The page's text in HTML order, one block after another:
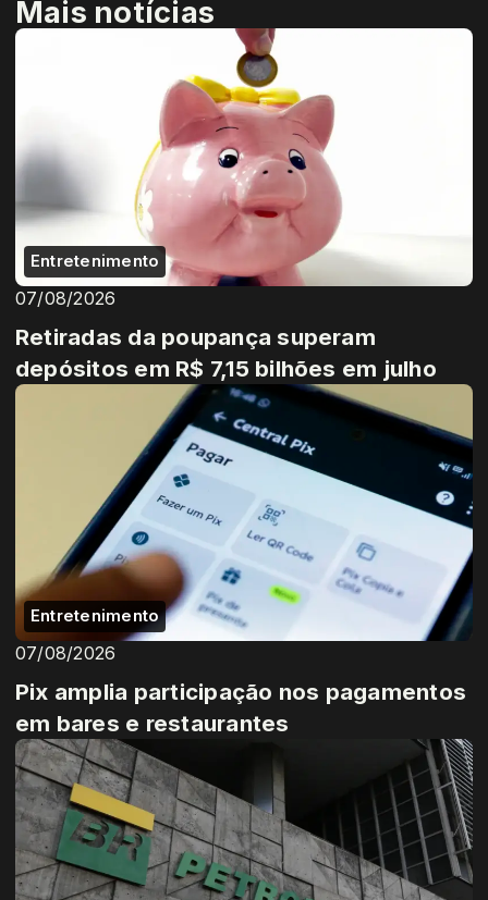
Mais notícias
Entretenimento
07/08/2026
Retiradas da poupança superam
depósitos em R$ 7,15 bilhões em julho
Entretenimento
07/08/2026
Pix amplia participação nos pagamentos
em bares e restaurantes